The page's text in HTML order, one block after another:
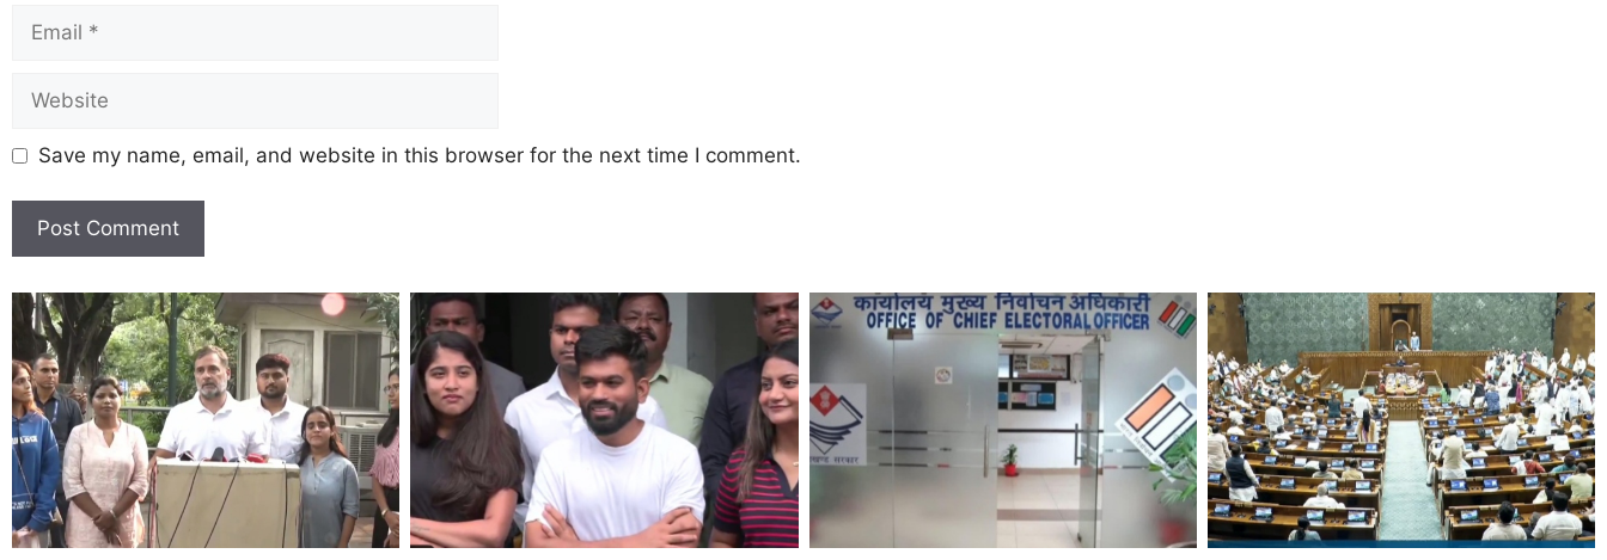
Save my name, email, and website in this browser for the next time I comment.